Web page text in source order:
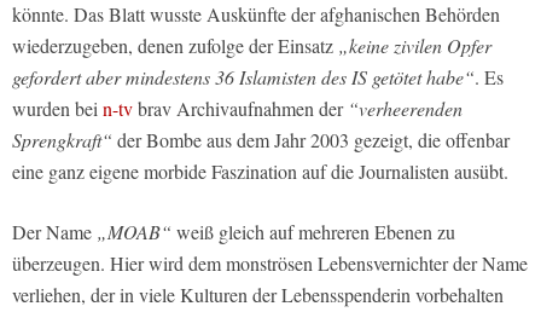
könnte. Das Blatt wusste Auskünfte der afghanischen Behörden
wiederzugeben, denen zufolge der Einsatz „keine zivilen Opfer
gefordert aber mindestens 36 Islamisten des IS getötet habe“. Es
wurden bein-tvbrav Archivaufnahmen der “verheerenden
Sprengkraft“ der Bombe aus dem Jahr 2003 gezeigt, die offenbar
eine ganz eigene morbide Faszination auf die Journalisten ausübt.
Der Name „MOAB“ weiß gleich auf mehreren Ebenen zu
überzeugen. Hier wird dem monströsen Lebensvernichter der Name
verliehen, der in viele Kulturen der Lebensspenderin vorbehalten